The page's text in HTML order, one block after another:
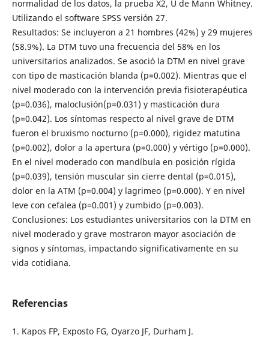
normalidad de los datos, la prueba X2, U de Mann Whitney.
Utilizando el software SPSS versión 27.
Resultados: Se incluyeron a 21 hombres (42%) y 29 mujeres
(58.9%). La DTM tuvo una frecuencia del 58% en los
universitarios analizados. Se asoció la DTM en nivel grave
con tipo de masticación blanda (p=0.002). Mientras que el
nivel moderado con la intervención previa fisioterapéutica
(p=0.036), maloclusión(p=0.031) y masticación dura
(p=0.042). Los síntomas respecto al nivel grave de DTM
fueron el bruxismo nocturno (p=0.000), rigidez matutina
(p=0.002), dolor a la apertura (p=0.000) y vértigo (p=0.000).
En el nivel moderado con mandíbula en posición rígida
(p=0.039), tensión muscular sin cierre dental (p=0.015),
dolor en la ATM (p=0.004) y lagrimeo (p=0.000). Y en nivel
leve con cefalea (p=0.001) y zumbido (p=0.003).
Conclusiones: Los estudiantes universitarios con la DTM en
nivel moderado y grave mostraron mayor asociación de
signos y síntomas, impactando significativamente en su
vida cotidiana.
Referencias
1. Kapos FP, Exposto FG, Oyarzo JF, Durham J.